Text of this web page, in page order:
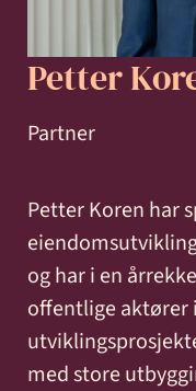
Petter
Partner
Petter Koren har
og har i en
offentlige aktører
med store
Entreprise
-
bygg
anlegg
ved
sykdom
Familie
ogog
Offentlige
Skatt
og
avgift